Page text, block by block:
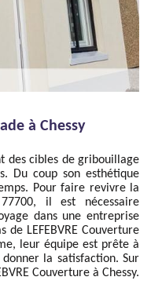
à Chessy
des cibles de gribouillage
Du coup son esthétique
Pour faire revivre la
il est nécessaire
dans une entreprise
de LEFEBVRE Couverture
leur équipe est prête à
la satisfaction. Sur
Couverture à Chessy.